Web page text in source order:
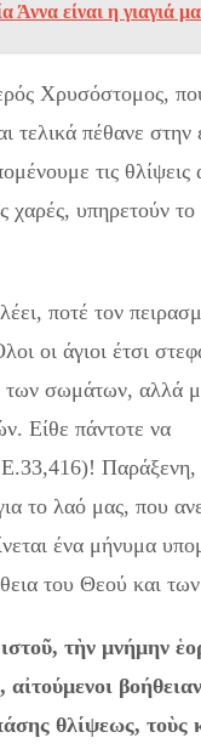
Άννα είναι η γιαγιά
Χρυσόστομος,
τελικά πέθανε στην
τις θλίψεις
χαρές, υπηρετούν
ποτέ τον
οι άγιοι έτσι
των σωμάτων, αλλά
Είθε πάντοτε να
Παράξενη,
το λαό μας, που
ένα μήνυμα
του Θεού και
τὴν μνήμην
θλίψεως, τοὺς